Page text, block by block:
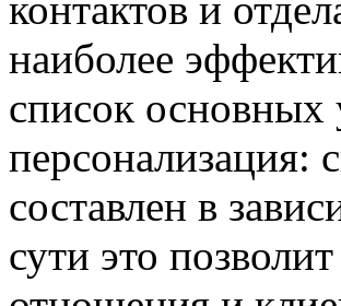
наиболее
список
персонализация:
составлен в
сути это